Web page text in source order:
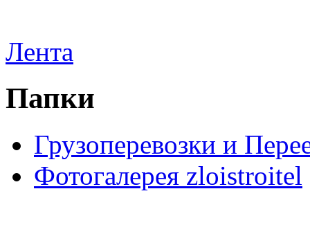
Лента
Папки
Грузоперевозки и
Фотогалерея zloistroitel